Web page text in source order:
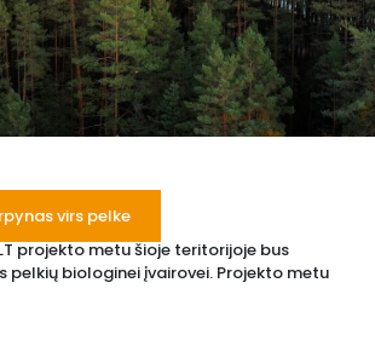
virs pelke
projekto metu šioje teritorijoje bus
pelkių biologinei įvairovei. Projekto metu